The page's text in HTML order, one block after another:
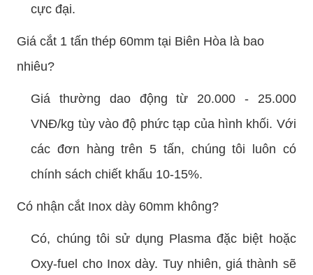
cực đại.
Giá cắt 1 tấn thép 60mm tại Biên Hòa là bao
nhiêu?
Giá thường dao động từ 20.000 - 25.000
VNĐ/kg tùy vào độ phức tạp của hình khối. Với
các đơn hàng trên 5 tấn, chúng tôi luôn có
chính sách chiết khấu 10-15%.
Có nhận cắt Inox dày 60mm không?
Có, chúng tôi sử dụng Plasma đặc biệt hoặc
Oxy-fuel cho Inox dày. Tuy nhiên, giá thành sẽ